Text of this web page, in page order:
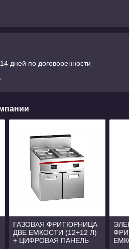
дней по договоренности
ГАЗОВАЯ ФРИТЮРНИЦА
ДВЕ ЕМКОСТИ (12+12 Л)
+ ЦИФРОВАЯ ПАНЕЛЬ